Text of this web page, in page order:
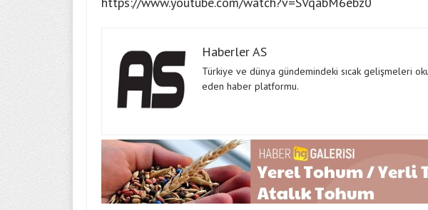
Haberler AS
Türkiye ve dünya gündemindeki sıcak gelişmeleri
eden haber platformu.